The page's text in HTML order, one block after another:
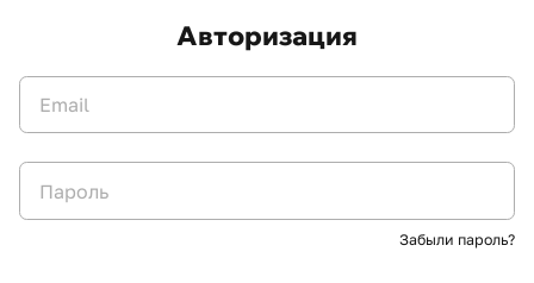
Авторизация
Забыли пароль?